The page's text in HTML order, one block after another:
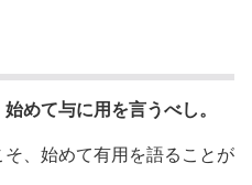
めて与に用を言うべし。
、始めて有用を語ることが